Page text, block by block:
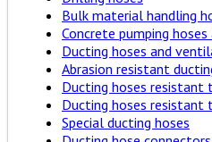
Bulk material handling
Concrete pumping
Ducting hoses and
Abrasion resistant
Ducting hoses resistant
Ducting hoses resistant
Special ducting hoses